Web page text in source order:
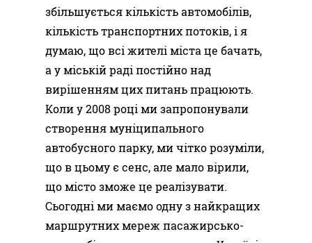
збільшується кількість автомобілів,
кількість транспортних потоків, і я
думаю, що всі жителі міста це бачать,
а у міській раді постійно над
вирішенням цих питань працюють.
Коли у 2008 році ми запропонували
створення муніципального
автобусного парку, ми чітко розуміли,
що в цьому є сенс, але мало вірили,
що місто зможе це реалізувати.
Сьогодні ми маємо одну з найкращих
маршрутних мереж пасажирсько-